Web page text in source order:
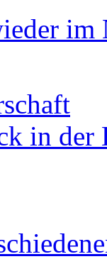
im
in der